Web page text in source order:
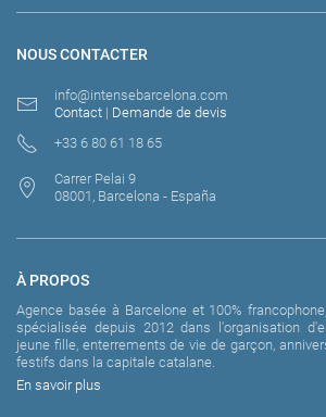
NOUS CONTACTER
info@intensebarcelona.com
Contact | Demande de devis
+33 6 80 61 18 65
Carrer Pelai 9
08001, Barcelona - España
À PROPOS
Agence basée à Barcelone et 100%
spécialisée depuis 2012 dans l'organisation
jeune fille, enterrements de vie de garçon,
festifs dans la capitale catalane.
En savoir plus